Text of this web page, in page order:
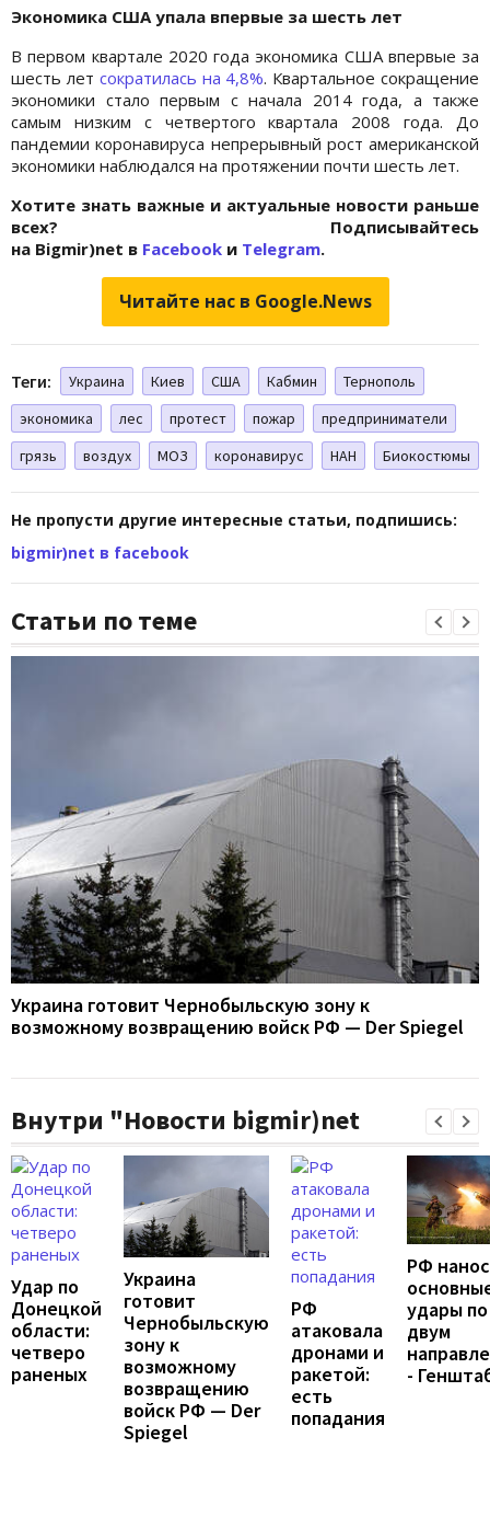
Экономика США упала впервые за шесть лет
В первом квартале 2020 года экономика США впервые за
шесть лет сократилась на 4,8%. Квартальное сокращение
экономики стало первым с начала 2014 года, а также
самым низким с четвертого квартала 2008 года. До
пандемии коронавируса непрерывный рост американской
экономики наблюдался на протяжении почти шесть лет.
Хотите знать важные и актуальные новости раньше
всех? Подписывайтесь
на Bigmir)net в Facebook и Telegram.
Читайте нас в Google.News
Теги: Украина Киев США Кабмин
Тернополь
экономика
лес протест пожар
предприниматели
грязь
воздух МОЗ коронавирус НАН Биокостюмы
Не пропусти другие интересные статьи, подпишись:
bigmir)net в facebook
Статьи по теме
Украина готовит Чернобыльскую зону к
возможному возвращению войск РФ — Der Spiegel
Внутри "Новости bigmir)net
Удар по
Донецкой
области:
четверо
раненых
Украина
готовит
Чернобыльскую
зону к
возможному
возвращению
войск РФ — Der
Spiegel
РФ
атаковала
дронами и
ракетой:
есть
попадания
РФ
удары по
двум
-